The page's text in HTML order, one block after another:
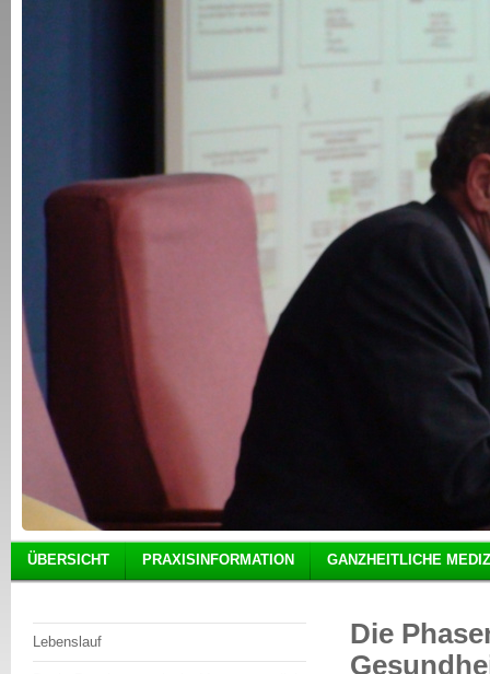
ÜBERSICHT PRAXISINFORMATION GANZHEITLICHE
Lebenslauf
Die